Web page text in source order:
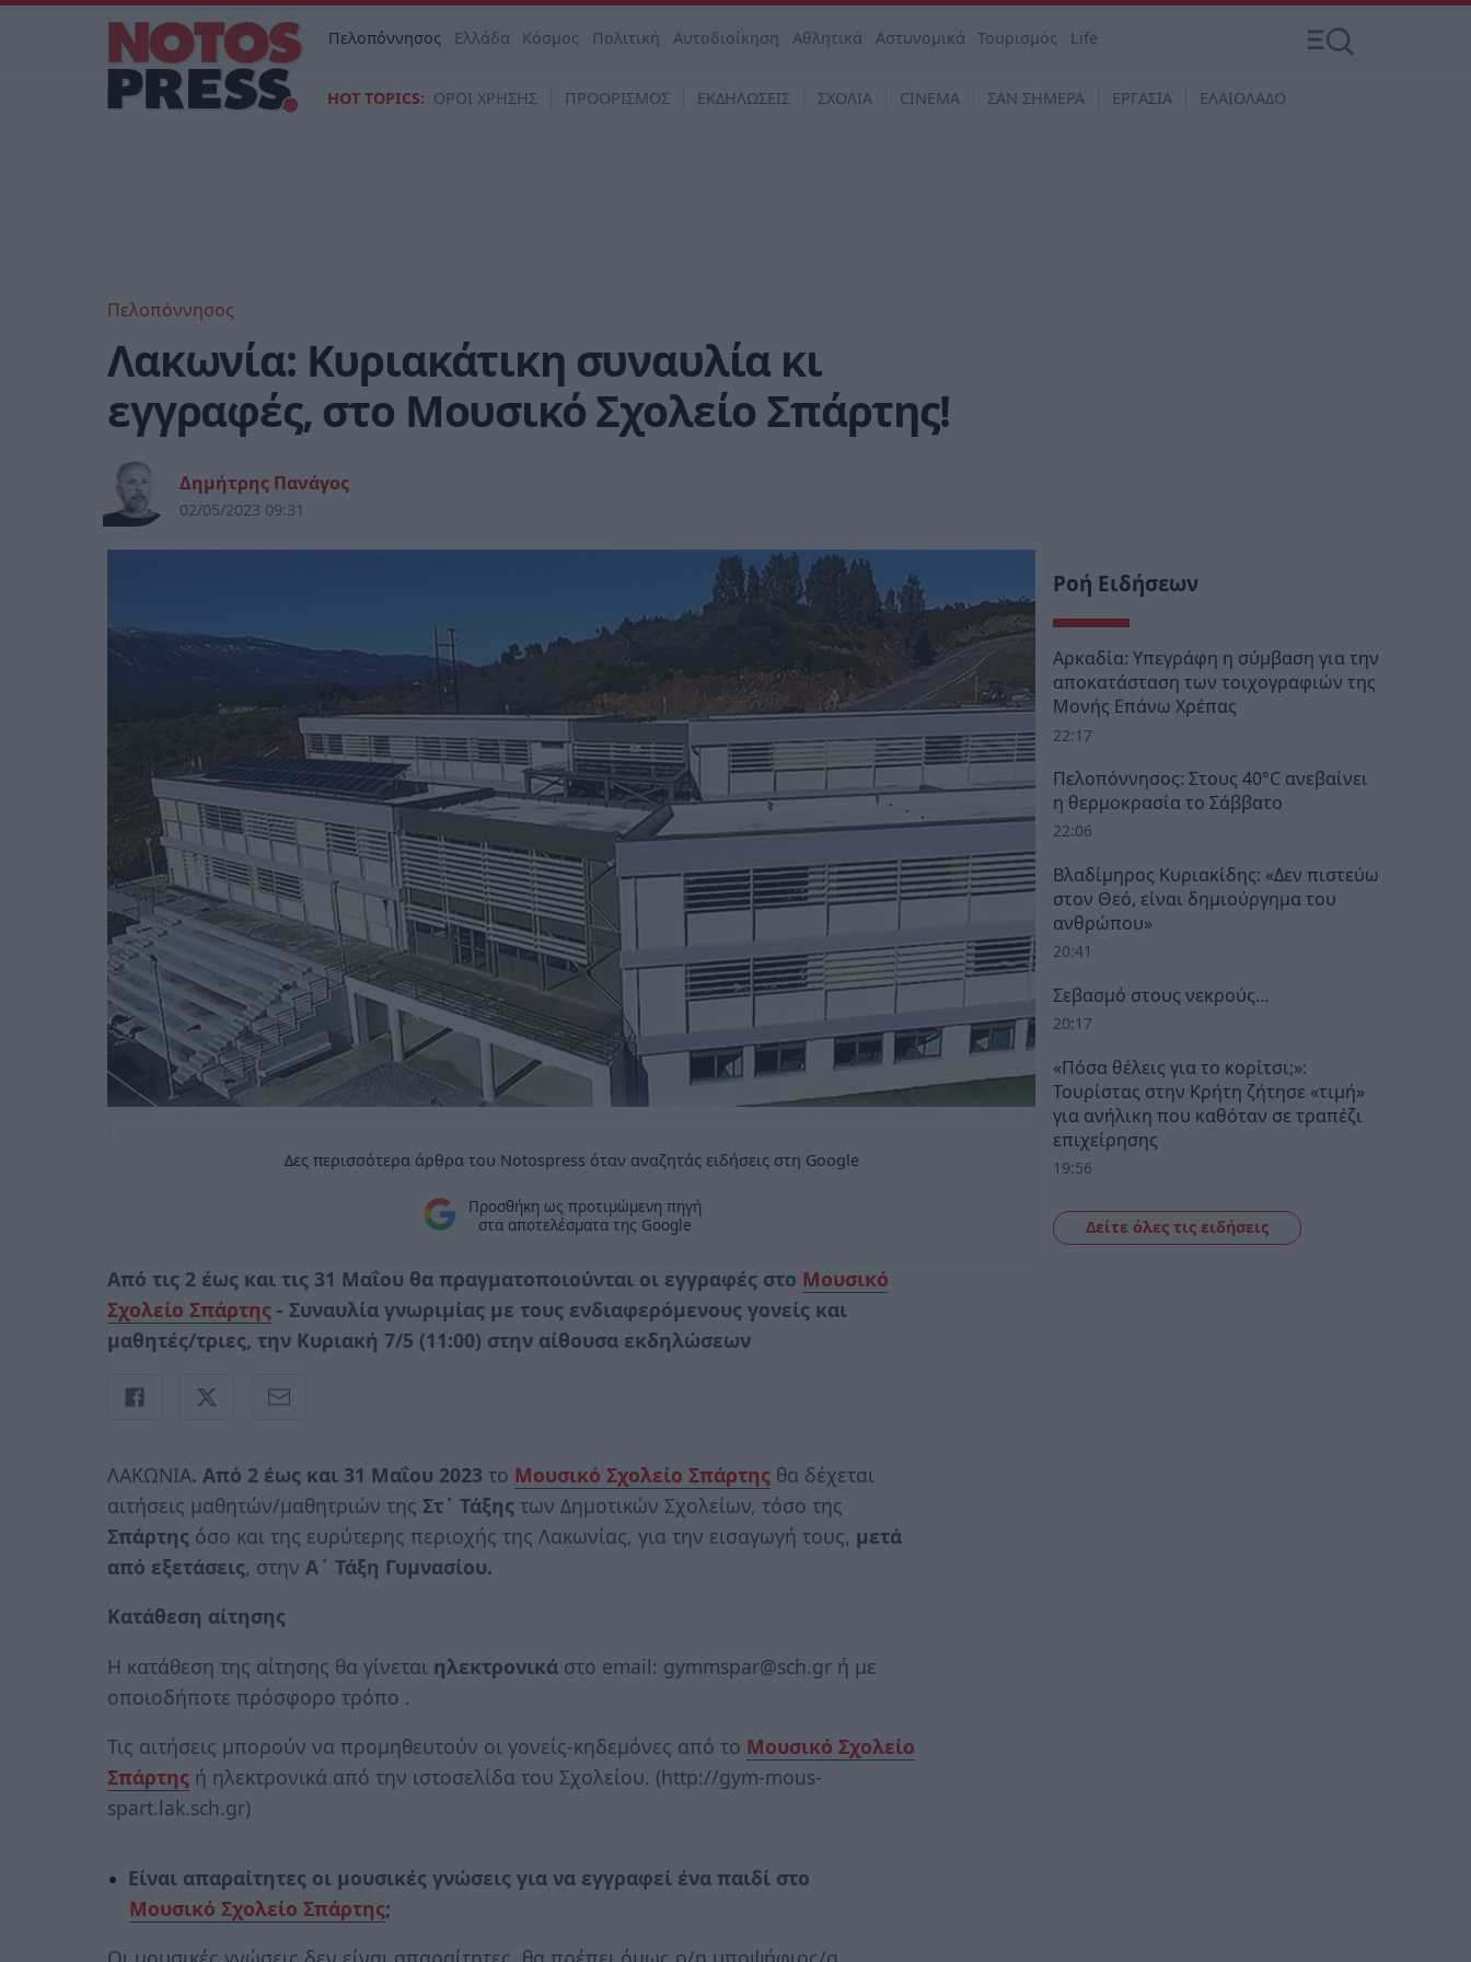
Πελοπόννησος Ελλάδα Κόσμος Πολιτική Αυτοδιοίκηση Αθλητικά Αστυνομικά Τουρισμός Life
HOT TOPICS: ΟΡΟΙ ΧΡΗΣΗΣ ΠΡΟΟΡΙΣΜΟΣ ΕΚΔΗΛΩΣΕΙΣ ΣΧΟΛΙΑ CINEMA ΣΑΝ ΣΗΜΕΡΑ ΕΡΓΑΣΙΑ ΕΛΑΙΟΛΑΔΟ
Πελοπόννησος
Λακωνία: Κυριακάτικη συναυλία κι
εγγραφές, στο Μουσικό Σχολείο Σπάρτης!
Δημήτρης Πανάγος
02/05/2023 09:31
Δες περισσότερα άρθρα του Notospress όταν αναζητάς ειδήσεις στη Google
Προσθήκη ως προτιμώμενη πηγή
στα αποτελέσματα της Google
Από τις 2 έως και τις 31 Μαΐου θα πραγματοποιούνται οι εγγραφές στο Μουσικό
Σχολείο Σπάρτης - Συναυλία γνωριμίας με τους ενδιαφερόμενους γονείς και
μαθητές/τριες, την Κυριακή 7/5 (11:00) στην αίθουσα εκδηλώσεων
ΛΑΚΩΝΙΑ. Από 2 έως και 31 Μαΐου 2023 το Μουσικό Σχολείο Σπάρτης θα δέχεται
αιτήσεις μαθητών/μαθητριών της Στ΄ Τάξης των Δημοτικών Σχολείων, τόσο της
Σπάρτης όσο και της ευρύτερης περιοχής της Λακωνίας, για την εισαγωγή τους, μετά
από εξετάσεις, στην Α΄ Τάξη Γυμνασίου.
Κατάθεση αίτησης
H κατάθεση της αίτησης θα γίνεται ηλεκτρονικά στο email: gymmspar@sch.gr ή με
οποιοδήποτε πρόσφορο τρόπο .
Τις αιτήσεις μπορούν να προμηθευτούν οι γονείς-κηδεμόνες από το Μουσικό Σχολείο
Σπάρτης ή ηλεκτρονικά από την ιστοσελίδα του Σχολείου. (http://gym-mous-
spart.lak.sch.gr)
Είναι απαραίτητες οι μουσικές γνώσεις για να εγγραφεί ένα παιδί στο
Μουσικό Σχολείο Σπάρτης;
Ροή Ειδήσεων
Αρκαδία: Υπεγράφη η σύμβαση για την
αποκατάσταση των τοιχογραφιών της
Μονής Επάνω Χρέπας
22:17
Πελοπόννησος: Στους 40°C ανεβαίνει
η θερμοκρασία το Σάββατο
22:06
Βλαδίμηρος Κυριακίδης: «Δεν πιστεύω
στον Θεό, είναι δημιούργημα του
ανθρώπου»
20:41
Σεβασμό στους νεκρούς…
20:17
«Πόσα θέλεις για το κορίτσι;»:
Τουρίστας στην Κρήτη ζήτησε «τιμή»
για ανήλικη που καθόταν σε τραπέζι
επιχείρησης
19:56
Δείτε όλες τις ειδήσεις